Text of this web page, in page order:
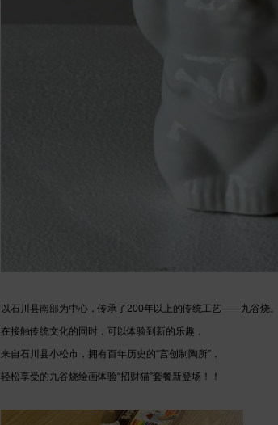
以石川县南部为中心，传承了200年以上的传统工艺——九谷烧。
在接触传统文化的同时，可以体验到新的乐趣，
来自石川县小松市，拥有百年历史的“宫创制陶所”，
轻松享受的九谷烧绘画体验“招财猫”套餐新登场！！